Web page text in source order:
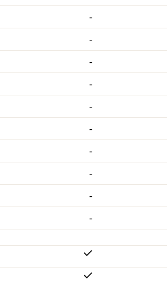
-
-
-
-
-
-
-
-
-
-